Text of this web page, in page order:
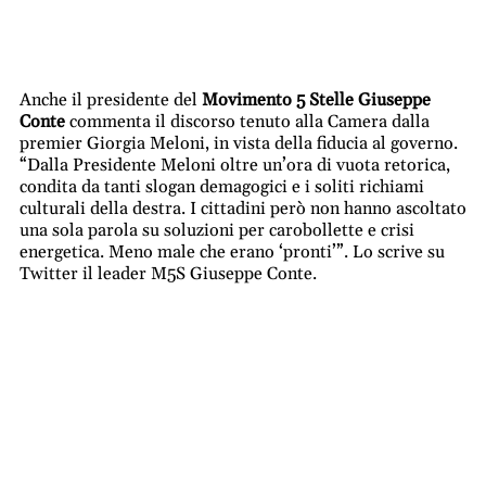
Anche il presidente del Movimento 5 Stelle Giuseppe
Conte commenta il discorso tenuto alla Camera dalla
premier Giorgia Meloni, in vista della fiducia al governo.
“Dalla Presidente Meloni oltre un’ora di vuota retorica,
condita da tanti slogan demagogici e i soliti richiami
culturali della destra. I cittadini però non hanno ascoltato
una sola parola su soluzioni per carobollette e crisi
energetica. Meno male che erano ‘pronti’”. Lo scrive su
Twitter il leader M5S Giuseppe Conte.